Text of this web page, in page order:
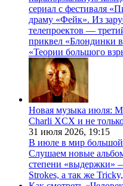
сериал с фестиваля
драму «Фейк». Из
телепроектов —
приквел «Блондинки
«Теории большого
Новая музыка июля:
Charli XCX и не
31 июля 2026, 19:15
В июле в мир большой
Слушаем новые
степени «выдержки»
Strokes, а так же